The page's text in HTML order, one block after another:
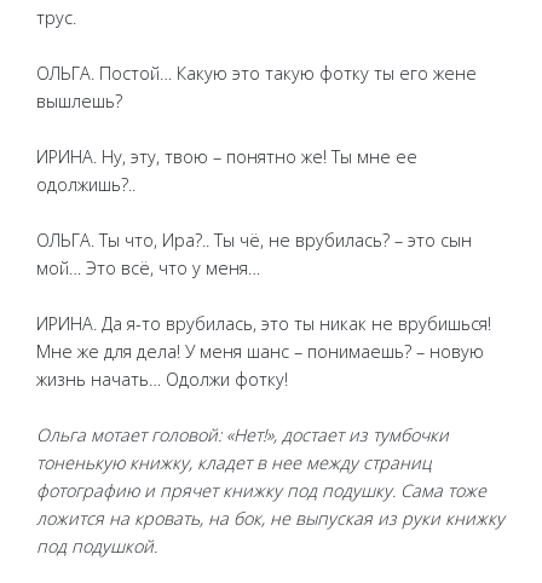
трус.
ОЛЬГА. Постой… Какую это такую фотку ты его жене
вышлешь?
ИРИНА. Ну, эту, твою – понятно же! Ты мне ее
одолжишь?..
ОЛЬГА. Ты что, Ира?.. Ты чё, не врубилась? – это сын
мой… Это всё, что у меня…
ИРИНА. Да я-то врубилась, это ты никак не врубишься!
Мне же для дела! У меня шанс – понимаешь? – новую
жизнь начать… Одолжи фотку!
Ольга мотает головой: «Нет!», достает из тумбочки
тоненькую книжку, кладет в нее между страниц
фотографию и прячет книжку под подушку. Сама тоже
ложится на кровать, на бок, не выпуская из руки книжку
под подушкой.